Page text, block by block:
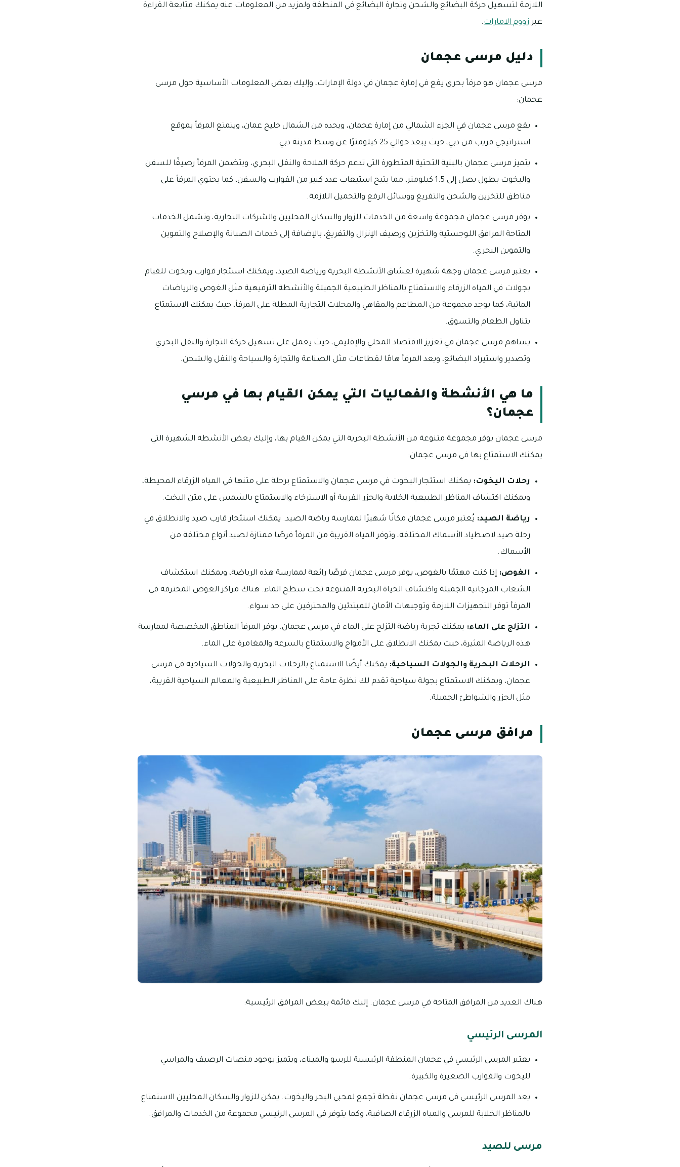
اللازمة لتسهيل حركة البضائع والشحن وتجارة البضائع في المنطقة ولمزيد من المعلومات عنه يمكنك متابعة القراءة
عبر زووم الامارات.
دليل مرسى عجمان
مرسى عجمان هو مرفأ بحري يقع في إمارة عجمان في دولة الإمارات، وإليك بعض المعلومات الأساسية حول مرسى
عجمان:
يقع مرسى عجمان في الجزء الشمالي من إمارة عجمان، ويحده من الشمال خليج عمان، ويتمتع المرفأ بموقع
استراتيجي قريب من دبي، حيث يبعد حوالي 25 كيلومترًا عن وسط مدينة دبي.
يتميز مرسى عجمان بالبنية التحتية المتطورة التي تدعم حركة الملاحة والنقل البحري، ويتضمن المرفأ رصيفًا للسفن
واليخوت بطول يصل إلى 1.5 كيلومتر، مما يتيح استيعاب عدد كبير من القوارب والسفن، كما يحتوي المرفأ على
مناطق للتخزين والشحن والتفريغ ووسائل الرفع والتحميل اللازمة.
يوفر مرسى عجمان مجموعة واسعة من الخدمات للزوار والسكان المحليين والشركات التجارية، وتشمل الخدمات
المتاحة المرافق اللوجستية والتخزين ورصيف الإنزال والتفريغ، بالإضافة إلى خدمات الصيانة والإصلاح والتموين
والتموين البحري.
يعتبر مرسى عجمان وجهة شهيرة لعشاق الأنشطة البحرية ورياضة الصيد، ويمكنك استئجار قوارب ويخوت للقيام
بجولات في المياه الزرقاء والاستمتاع بالمناظر الطبيعية الجميلة والأنشطة الترفيهية مثل الغوص والرياضات
المائية، كما يوجد مجموعة من المطاعم والمقاهي والمحلات التجارية المطلة على المرفأ، حيث يمكنك الاستمتاع
بتناول الطعام والتسوق.
يساهم مرسى عجمان في تعزيز الاقتصاد المحلي والإقليمي، حيث يعمل على تسهيل حركة التجارة والنقل البحري
وتصدير واستيراد البضائع، ويعد المرفأ هامًا لقطاعات مثل الصناعة والتجارة والسياحة والنقل والشحن.
ما هي الأنشطة والفعاليات التي يمكن القيام بها في مرسي
عجمان؟
مرسى عجمان يوفر مجموعة متنوعة من الأنشطة البحرية التي يمكن القيام بها، وإليك بعض الأنشطة الشهيرة التي
يمكنك الاستمتاع بها في مرسى عجمان:
رحلات اليخوت: يمكنك استئجار اليخوت في مرسى عجمان والاستمتاع برحلة على متنها في المياه الزرقاء المحيطة،
ويمكنك اكتشاف المناظر الطبيعية الخلابة والجزر القريبة أو الاسترخاء والاستمتاع بالشمس على متن اليخت.
رياضة الصيد: يُعتبر مرسى عجمان مكانًا شهيرًا لممارسة رياضة الصيد. يمكنك استئجار قارب صيد والانطلاق في
رحلة صيد لاصطياد الأسماك المختلفة، وتوفر المياه القريبة من المرفأ فرصًا ممتازة لصيد أنواع مختلفة من
الأسماك.
الغوص: إذا كنت مهتمًا بالغوص، يوفر مرسى عجمان فرصًا رائعة لممارسة هذه الرياضة، ويمكنك استكشاف
الشعاب المرجانية الجميلة واكتشاف الحياة البحرية المتنوعة تحت سطح الماء. هناك مراكز الغوص المحترفة في
المرفأ توفر التجهيزات اللازمة وتوجيهات الأمان للمبتدئين والمحترفين على حد سواء.
التزلج على الماء: يمكنك تجربة رياضة التزلج على الماء في مرسى عجمان. يوفر المرفأ المناطق المخصصة لممارسة
هذه الرياضة المثيرة، حيث يمكنك الانطلاق على الأمواج والاستمتاع بالسرعة والمغامرة على الماء.
الرحلات البحرية والجولات السياحية: يمكنك أيضًا الاستمتاع بالرحلات البحرية والجولات السياحية في مرسى
عجمان، ويمكنك الاستمتاع بجولة سياحية تقدم لك نظرة عامة على المناظر الطبيعية والمعالم السياحية القريبة،
مثل الجزر والشواطئ الجميلة.
مرافق مرسى عجمان
هناك العديد من المرافق المتاحة في مرسى عجمان. إليك قائمة ببعض المرافق الرئيسية:
المرسى الرئيسي
يعتبر المرسى الرئيسي في عجمان المنطقة الرئيسية للرسو والميناء، ويتميز بوجود منصات الرصيف والمراسي
لليخوت والقوارب الصغيرة والكبيرة.
يعد المرسى الرئيسي في مرسى عجمان نقطة تجمع لمحبي البحر واليخوت. يمكن للزوار والسكان المحليين الاستمتاع
بالمناظر الخلابة للمرسى والمياه الزرقاء الصافية، وكما يتوفر في المرسى الرئيسي مجموعة من الخدمات والمرافق.
مرسى للصيد